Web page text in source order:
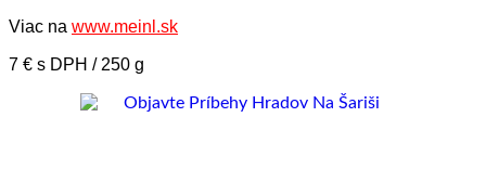
Viac na www.meinl.sk
7 € s DPH / 250 g